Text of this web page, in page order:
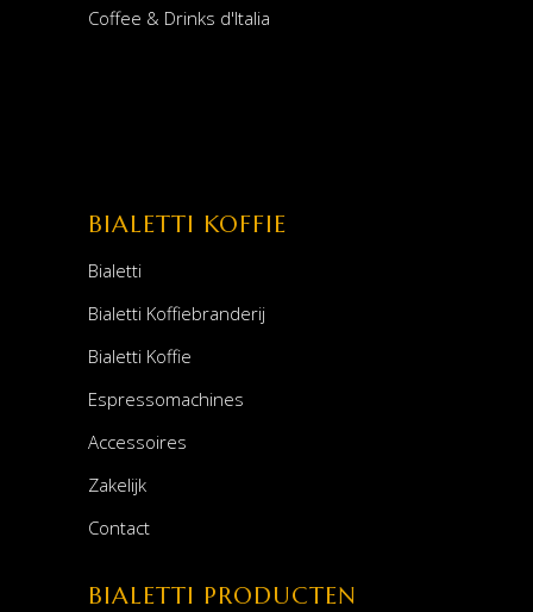
Coffee & Drinks d'Italia
BIALETTI KOFFIE
Bialetti
Bialetti Koffiebranderij
Bialetti Koffie
Espressomachines
Accessoires
Zakelijk
Contact
BIALETTI PRODUCTEN